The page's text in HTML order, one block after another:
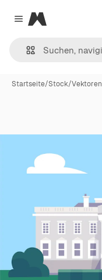
Close menu
Magnific
Startseite/Stock/Vektoren